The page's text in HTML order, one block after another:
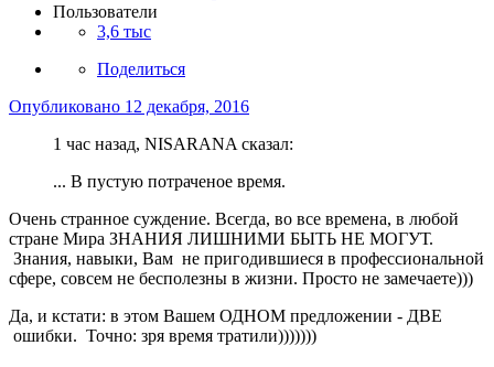
Пользователи
3,6 тыс
Поделиться
Опубликовано 12 декабря, 2016
1 час назад, NISARANA сказал:
... В пустую потраченое время.
Очень странное суждение. Всегда, во все времена, в любой
стране Мира ЗНАНИЯ ЛИШНИМИ БЫТЬ НЕ МОГУТ.
Знания, навыки, Вам не пригодившиеся в профессиональной
сфере, совсем не бесполезны в жизни. Просто не замечаете)))
Да, и кстати: в этом Вашем ОДНОМ предложении - ДВЕ
ошибки. Точно: зря время тратили)))))))